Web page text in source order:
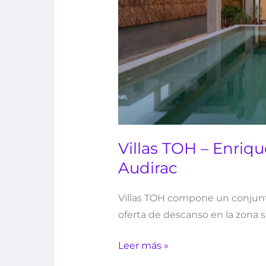
Villas TOH –
Audirac
Villas TOH compone un
oferta de descanso en la zona
Eduardo
Audirac
Leer más »